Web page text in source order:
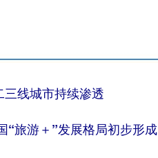
线城市持续渗透
“旅游＋”发展格局初步形成